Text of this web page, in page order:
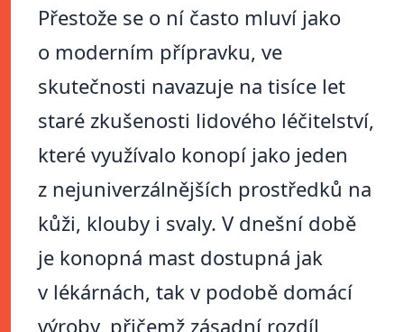
Přestože se o ní často mluví jako
o moderním přípravku, ve
skutečnosti navazuje na tisíce let
staré zkušenosti lidového léčitelství,
které využívalo konopí jako jeden
z nejuniverzálnějších prostředků na
kůži, klouby i svaly. V dnešní době
je konopná mast dostupná jak
v lékárnách, tak v podobě domácí
výroby, přičemž zásadní rozdíl